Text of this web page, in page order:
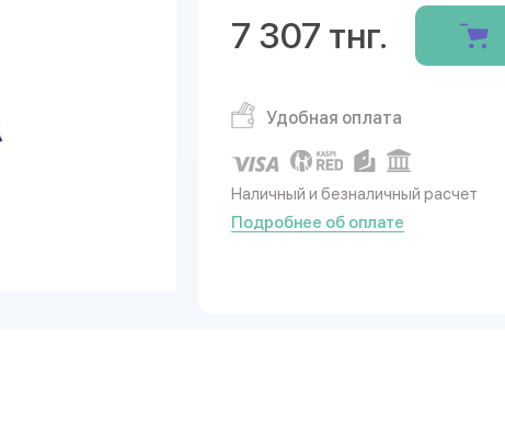
7 307 тнг.
Удобная оплата
Наличный и безналичный расчет
Подробнее об оплате